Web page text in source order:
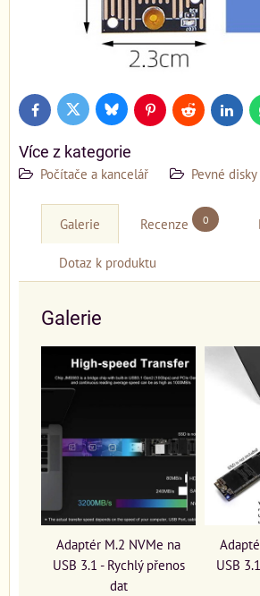
FacebookTwitter BlueskyPinterestReddit
Více z kategorie
Počítače a kancelář Pevné disky
Galerie Recenze 0
Dotaz k produktu
Galerie
Adaptér M.2 NVMe na
USB 3.1 - Rychlý přenos
dat
USB